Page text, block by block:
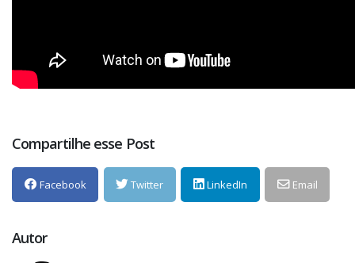
Compartilhe esse Post
Facebook Twitter LinkedIn Email
Autor